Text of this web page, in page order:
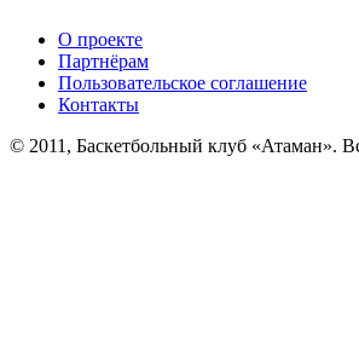
О проекте
Партнёрам
Пользовательское соглашение
Контакты
© 2011, Баскетбольный клуб «Атаман».